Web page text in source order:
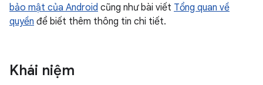
bảo mật của Android cũng như bài viết Tổng quan về
quyền để biết thêm thông tin chi tiết.
Khái niệm